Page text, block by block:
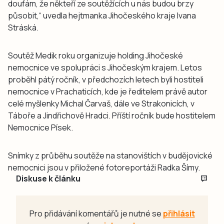
doufám, že někteří ze soutěžících u nás budou brzy
působit,“ uvedla hejtmanka Jihočeského kraje Ivana
Stráská.
Soutěž Medik roku organizuje holding Jihočeské
nemocnice ve spolupráci s Jihočeským krajem. Letos
proběhl pátý ročník, v předchozích letech byli hostiteli
nemocnice v Prachaticích, kde je ředitelem právě autor
celé myšlenky Michal Čarvaš, dále ve Strakonicích, v
Táboře a Jindřichově Hradci. Příští ročník bude hostitelem
Nemocnice Písek.
Snímky z průběhu soutěže na stanovištích v budějovické
nemocnici jsou v přiložené fotoreportáži Radka Šímy.
Diskuse k článku
Pro přidávání komentářů je nutné se přihlásit